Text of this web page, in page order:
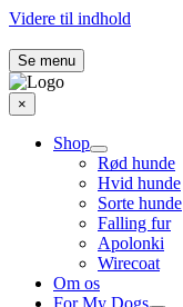
Videre til indhold
Se menu
×
Shop
Rød hunde
Hvid hunde
Sorte hunde
Falling fur
Apolonki
Wirecoat
Om os
For My Dogs